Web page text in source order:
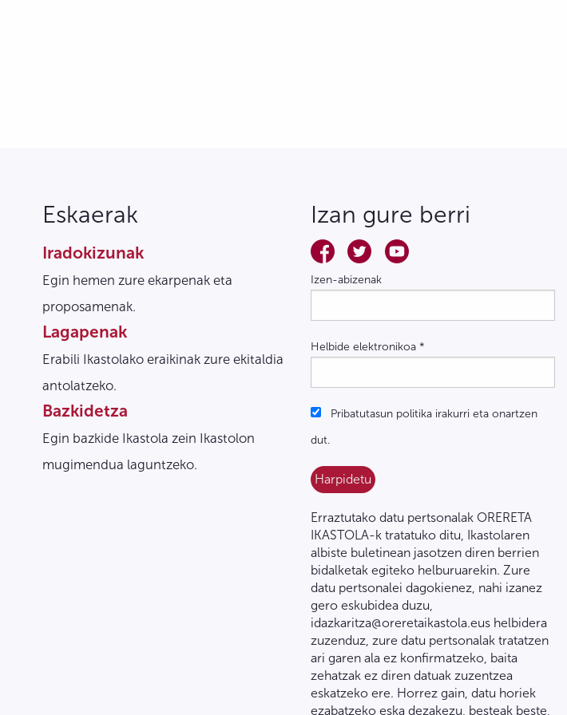
Eskaerak
Iradokizunak
Egin hemen zure ekarpenak eta
proposamenak.
Lagapenak
Erabili Ikastolako eraikinak zure ekitaldia
antolatzeko.
Bazkidetza
Egin bazkide Ikastola zein Ikastolon
mugimendua laguntzeko.
Izan gure berri
Izen-abizenak
Helbide elektronikoa *
Pribatutasun politika irakurri eta onartzen
dut.
Erraztutako datu pertsonalak ORERETA
IKASTOLA-k tratatuko ditu, Ikastolaren
albiste buletinean jasotzen diren berrien
bidalketak egiteko helburuarekin. Zure
datu pertsonalei dagokienez, nahi izanez
gero eskubidea duzu,
idazkaritza@oreretaikastola.eus helbidera
zuzenduz, zure datu pertsonalak tratatzen
ari garen ala ez konfirmatzeko, baita
zehatzak ez diren datuak zuzentzea
eskatzeko ere. Horrez gain, datu horiek
ezabatzeko eska dezakezu, besteak beste,